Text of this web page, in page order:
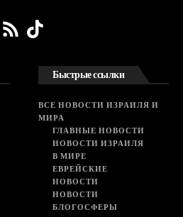
Быстрые ссылки
ВСЕ НОВОСТИ ИЗРАИЛЯ И
МИРА
ГЛАВНЫЕ НОВОСТИ
НОВОСТИ ИЗРАИЛЯ
В МИРЕ
ЕВРЕЙСКИЕ
НОВОСТИ
НОВОСТИ
БЛОГОСФЕРЫ